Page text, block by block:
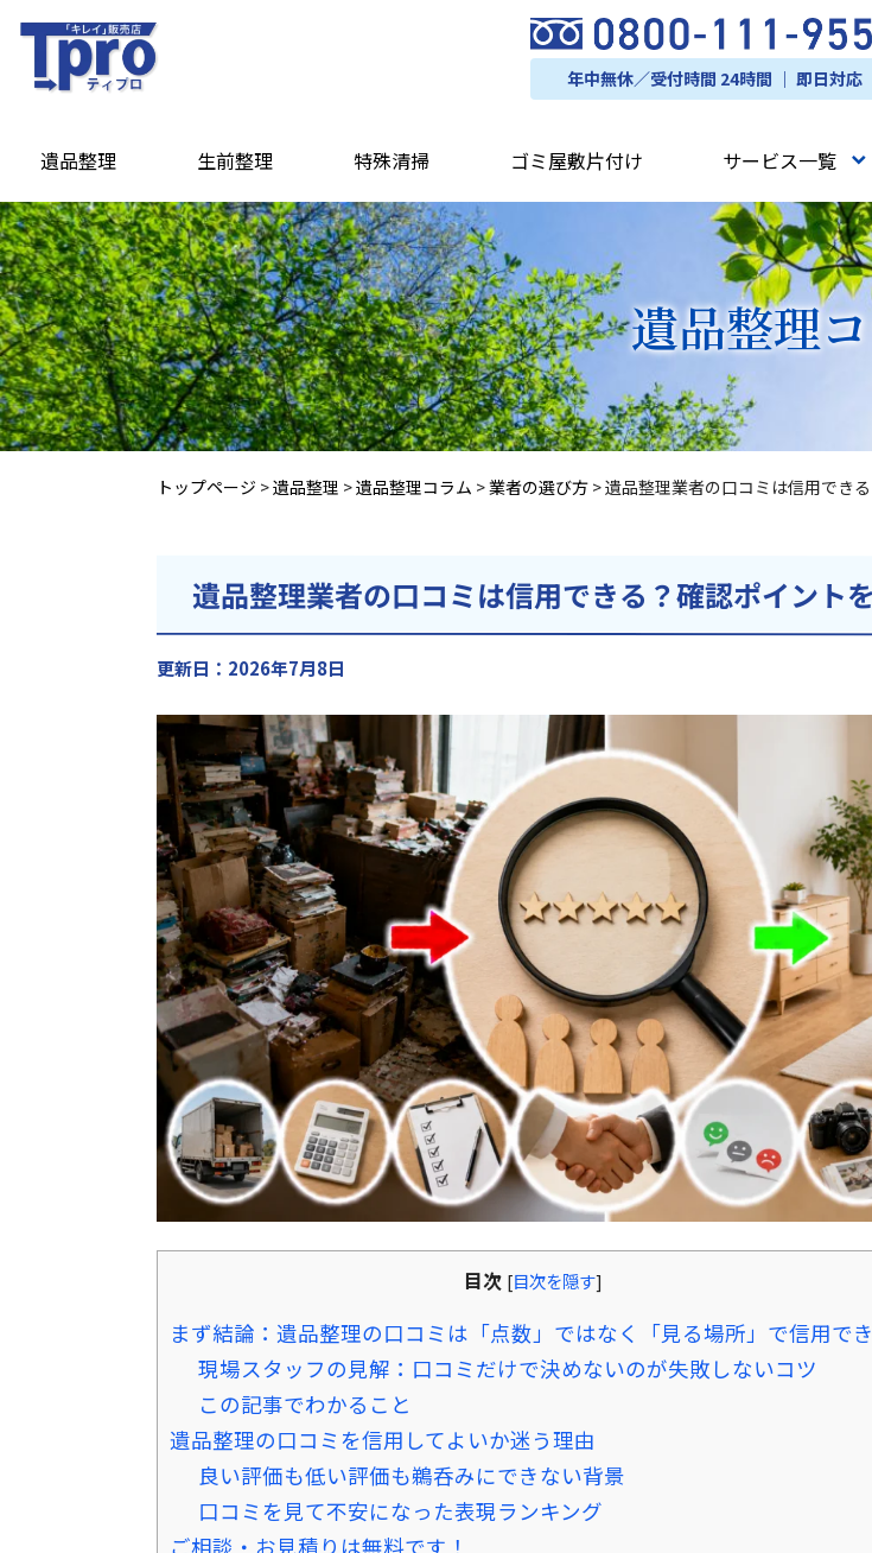
年中無休／受付時間 24時間 ｜ 即日対応
遺品整理 生前整理 特殊清掃 ゴミ屋敷片付け サービス一覧
遺品整理
トップページ >遺品整理 >遺品整理コラム >業者の選び方 >遺品整理業者の口コミは信用でき
遺品整理業者の口コミは信用できる？確認ポイント
更新日：2026年7月8日
目次 [目次を隠す]
まず結論：遺品整理の口コミは「点数」ではなく「見る場所」で信用で
現場スタッフの見解：口コミだけで決めないのが失敗しないコツ
この記事でわかること
遺品整理の口コミを信用してよいか迷う理由
良い評価も低い評価も鵜呑みにできない背景
口コミを見て不安になった表現ランキング
ご相談・お見積りは無料です！